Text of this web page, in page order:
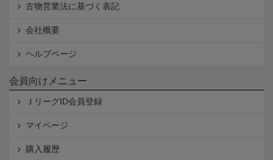
古物営業法に基づく表記
会社概要
ヘルプページ
会員向けメニュー
ＪリーグID会員登録
マイページ
購入履歴